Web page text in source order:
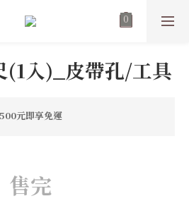
(1入)_皮帶孔/工具
元即享免運
售完